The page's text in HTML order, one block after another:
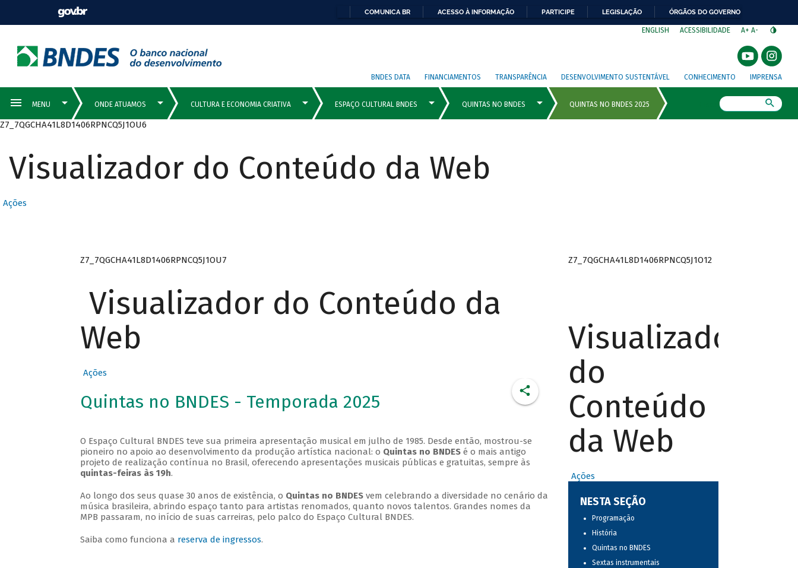
COMUNICA BR ACESSO À INFORMAÇÃO PARTICIPE LEGISLAÇÃO ÓRGÃOS DO GOVERNO
ENGLISH ACESSIBILIDADE A+ A-
BNDES DATA FINANCIAMENTOS TRANSPARÊNCIA DESENVOLVIMENTO SUSTENTÁVEL CONHECIMENTO IMPRENSA
Z7_7QGCHA41L8D1406RPNCQ5J1OU6
Visualizador do Conteúdo da Web
Ações
Z7_7QGCHA41L8D1406RPNCQ5J1OU7
Visualizador do Conteúdo da
Web
Ações
Quintas no BNDES - Temporada 2025
O Espaço Cultural BNDES teve sua primeira apresentação musical em julho de 1985. Desde então, mostrou-se
pioneiro no apoio ao desenvolvimento da produção artística nacional: o Quintas no BNDESé o mais antigo
projeto de realização contínua no Brasil, oferecendo apresentações musicais públicas e gratuitas, sempre às
quintas-feiras às 19h.
Ao longo dos seus quase 30 anos de existência, o Quintas no BNDESvem celebrando a diversidade no cenário da
música brasileira, abrindo espaço tanto para artistas renomados, quanto novos talentos. Grandes nomes da
MPB passaram, no início de suas carreiras, pelo palco do Espaço Cultural BNDES.
Saiba como funciona a reserva de ingressos.
Z7_7QGCHA41L8D1406RPNCQ5J1O12
Visualizador
do
Conteúdo
da Web
Ações
NESTA SEÇÃO
Programação
História
Quintas no BNDES
Sextas instrumentais